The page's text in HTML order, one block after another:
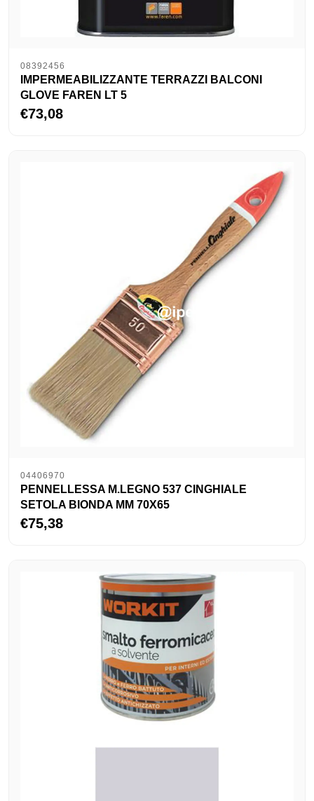
08392456
IMPERMEABILIZZANTE TERRAZZI BALCONI
GLOVE FAREN LT 5
€73,08
04406970
PENNELLESSA M.LEGNO 537 CINGHIALE
SETOLA BIONDA MM 70X65
€75,38